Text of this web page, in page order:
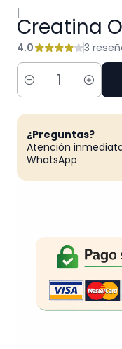
|
Creatina
4.0 3
Cantidad
¿Preguntas?
Atención
WhatsApp